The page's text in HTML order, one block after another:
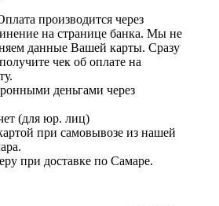
производится через
на странице банка. Мы не
данные Вашей карты. Сразу
чек об оплате на
деньгами через
(для юр. лиц)
при самовывозе из нашей
при доставке по Самаре.